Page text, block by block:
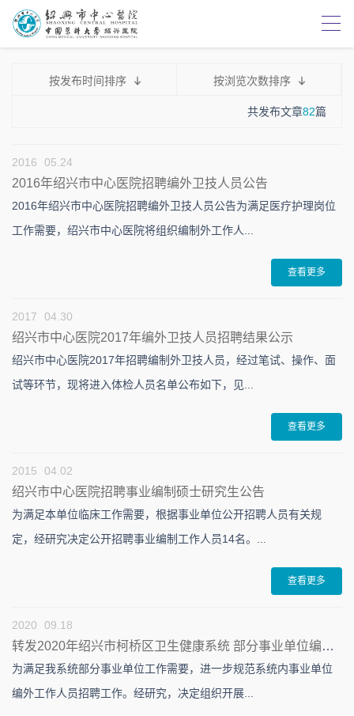
按发布时间排序 按浏览次数排序
共发布文章82篇
2016 05.24
2016年绍兴市中心医院招聘编外卫技人员公告
2016年绍兴市中心医院招聘编外卫技人员公告为满足医疗护理岗位
工作需要，绍兴市中心医院将组织编制外工作人...
查看更多
2017 04.30
绍兴市中心医院2017年编外卫技人员招聘结果公示
绍兴市中心医院2017年招聘编制外卫技人员，经过笔试、操作、面
试等环节，现将进入体检人员名单公布如下，见...
查看更多
2015 04.02
绍兴市中心医院招聘事业编制硕士研究生公告
为满足本单位临床工作需要，根据事业单位公开招聘人员有关规
定，经研究决定公开招聘事业编制工作人员14名。...
查看更多
2020 09.18
转发2020年绍兴市柯桥区卫生健康系统 部分事业单位编外工作人员（卫技类）招聘公告
为满足我系统部分事业单位工作需要，进一步规范系统内事业单位
编外工作人员招聘工作。经研究，决定组织开展...